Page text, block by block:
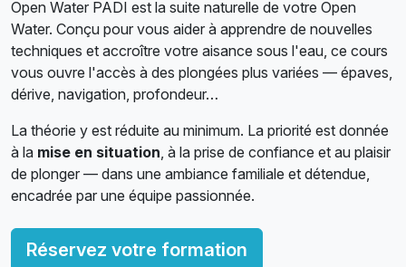
Open Water PADI est la suite naturelle de votre Open
Water. Conçu pour vous aider à apprendre de nouvelles
techniques et accroître votre aisance sous l'eau, ce cours
vous ouvre l'accès à des plongées plus variées — épaves,
dérive, navigation, profondeur…
La théorie y est réduite au minimum. La priorité est donnée
à la mise en situation, à la prise de confiance et au plaisir
de plonger — dans une ambiance familiale et détendue,
encadrée par une équipe passionnée.
Réservez votre formation